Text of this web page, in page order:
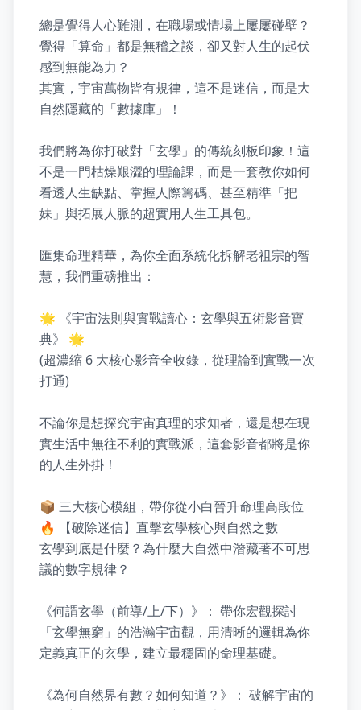
總是覺得人心難測，在職場或情場上屢屢碰壁？
覺得「算命」都是無稽之談，卻又對人生的起伏
感到無能為力？
其實，宇宙萬物皆有規律，這不是迷信，而是大
自然隱藏的「數據庫」！
我們將為你打破對「玄學」的傳統刻板印象！這
不是一門枯燥艱澀的理論課，而是一套教你如何
看透人生缺點、掌握人際籌碼、甚至精準「把
妹」與拓展人脈的超實用人生工具包。
匯集命理精華，為你全面系統化拆解老祖宗的智
慧，我們重磅推出：
🌟 《宇宙法則與實戰讀心：玄學與五術影音寶
典》 🌟
(超濃縮 6 大核心影音全收錄，從理論到實戰一次
打通)
不論你是想探究宇宙真理的求知者，還是想在現
實生活中無往不利的實戰派，這套影音都將是你
的人生外掛！
📦 三大核心模組，帶你從小白晉升命理高段位
🔥 【破除迷信】直擊玄學核心與自然之數
玄學到底是什麼？為什麼大自然中潛藏著不可思
議的數字規律？
《何謂玄學（前導/上/下）》： 帶你宏觀探討
「玄學無窮」的浩瀚宇宙觀，用清晰的邏輯為你
定義真正的玄學，建立最穩固的命理基礎。
《為何自然界有數？如何知道？》： 破解宇宙的